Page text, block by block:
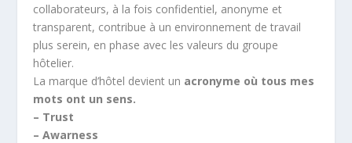
collaborateurs, à la fois confidentiel, anonyme et
transparent, contribue à un environnement de travail
plus serein, en phase avec les valeurs du groupe
hôtelier.
La marque d’hôtel devient un acronyme où tous mes
mots ont un sens.
– Trust
– Awarness